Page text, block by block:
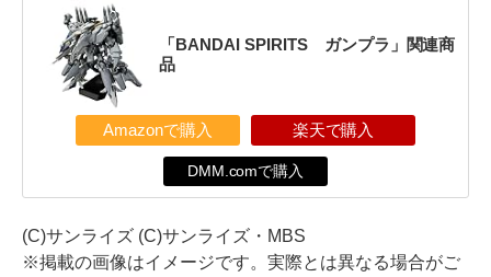
「BANDAI SPIRITS ガンプラ」関連商
品
Amazonで購入 楽天で購入
DMM.comで購入
(C)サンライズ (C)サンライズ・MBS
※掲載の画像はイメージです。実際とは異なる場合がご